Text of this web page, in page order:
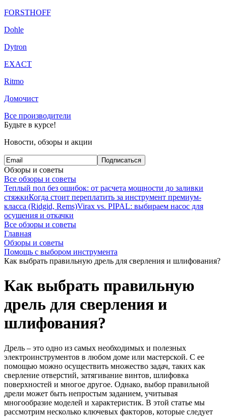
FORSTHOFF
Dohle
Dytron
EXACT
Ritmo
Домочист
Все производители
Будьте в курсе!
Новости, обзоры и акции
Подписаться
Обзоры и советы
Все обзоры и советы
Теплый пол без ошибок: от расчета мощности до заливки
стяжкиКогда стоит переплатить за инструмент премиум-
класса (Ridgid, Rems)Virax vs. PIPAL: выбираем насос для
осушения и откачки
Все обзоры и советы
Главная
Обзоры и советы
Помощь с выбором инструмента
Как выбрать правильную дрель для сверления и шлифования?
Как выбрать правильную
дрель для сверления и
шлифования?
Дрель – это одно из самых необходимых и полезных
электроинструментов в любом доме или мастерской. С ее
помощью можно осуществить множество задач, таких как
сверление отверстий, затягивание винтов, шлифовка
поверхностей и многое другое. Однако, выбор правильной
дрели может быть непростым заданием, учитывая
многообразие моделей и характеристик. В этой статье мы
рассмотрим несколько ключевых факторов, которые следует